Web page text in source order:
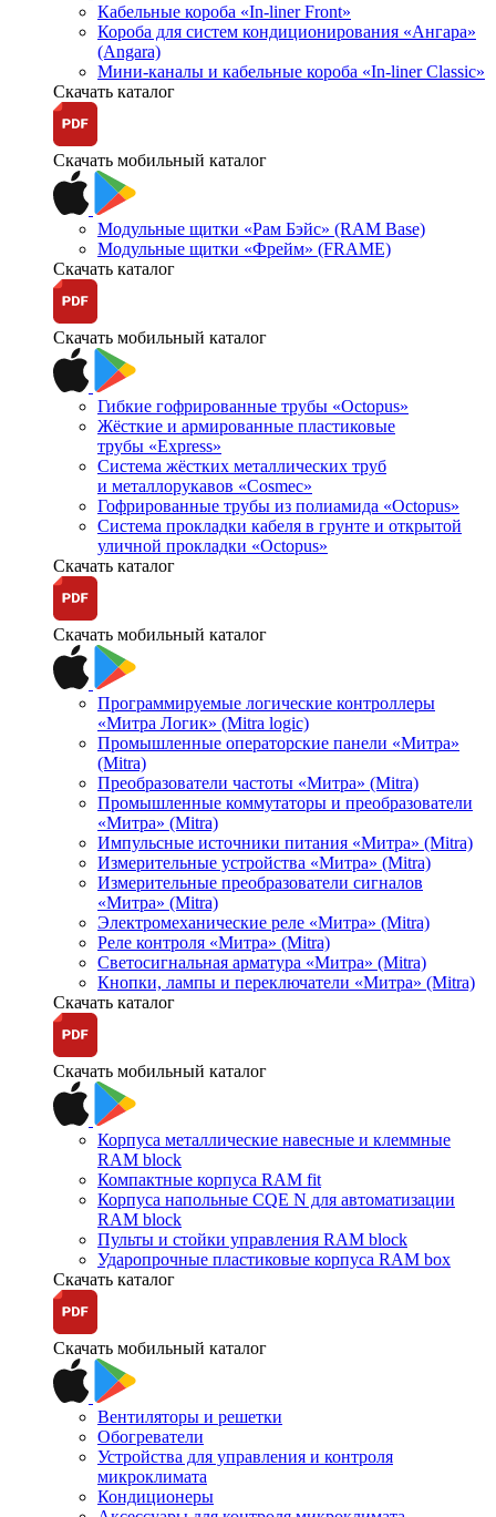
Кабельные короба «In-liner Front»
Короба для систем кондиционирования «Ангара»
(Angara)
Мини-каналы и кабельные короба «In-liner Classic»
Скачать каталог
Скачать мобильный каталог
Модульные щитки «Рам Бэйс» (RAM Base)
Модульные щитки «Фрейм» (FRAME)
Скачать каталог
Скачать мобильный каталог
Гибкие гофрированные трубы «Octopus»
Жёсткие и армированные пластиковые
трубы «Express»
Система жёстких металлических труб
и металлорукавов «Cosmec»
Гофрированные трубы из полиамида «Octopus»
Система прокладки кабеля в грунте и открытой
уличной прокладки «Octopus»
Скачать каталог
Скачать мобильный каталог
Программируемые логические контроллеры
«Митра Логик» (Mitra logic)
Промышленные операторские панели «Митра»
(Mitra)
Преобразователи частоты «Митра» (Mitra)
Промышленные коммутаторы и преобразователи
«Митра» (Mitra)
Импульсные источники питания «Митра» (Mitra)
Измерительные устройства «Митра» (Mitra)
Измерительные преобразователи сигналов
«Митра» (Mitra)
Электромеханические реле «Митра» (Mitra)
Реле контроля «Митра» (Mitra)
Светосигнальная арматура «Митра» (Mitra)
Кнопки, лампы и переключатели «Митра» (Mitra)
Скачать каталог
Скачать мобильный каталог
Корпуса металлические навесные и клеммные
RAM block
Компактные корпуса RAM fit
Корпуса напольные CQE N для автоматизации
RAM block
Пульты и стойки управления RAM block
Ударопрочные пластиковые корпуса RAM box
Скачать каталог
Скачать мобильный каталог
Вентиляторы и решетки
Обогреватели
Устройства для управления и контроля
микроклимата
Кондиционеры